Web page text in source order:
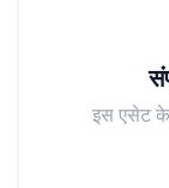
इस एसेट के